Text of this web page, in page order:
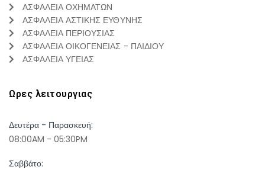
ΑΣΦΑΛΕΙΑ ΟΧΗΜΑΤΩΝ
ΑΣΦΑΛΕΙΑ ΑΣΤΙΚΗΣ ΕΥΘΥΝΗΣ
ΑΣΦΑΛΕΙΑ ΠΕΡΙΟΥΣΙΑΣ
ΑΣΦΑΛΕΙΑ ΟΙΚΟΓΕΝΕΙΑΣ - ΠΑΙΔΙΟΥ
ΑΣΦΑΛΕΙΑ ΥΓΕΙΑΣ
Ωρες λειτουργιας
Δευτέρα - Παρασκευή:
08:00AM - 05:30PM
Σαββάτο: